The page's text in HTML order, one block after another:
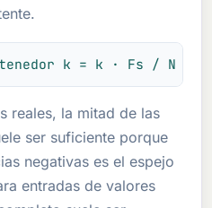
k = k · Fs / N y
reales, la mitad de las
ser suficiente porque
negativas es el espejo
entradas de valores